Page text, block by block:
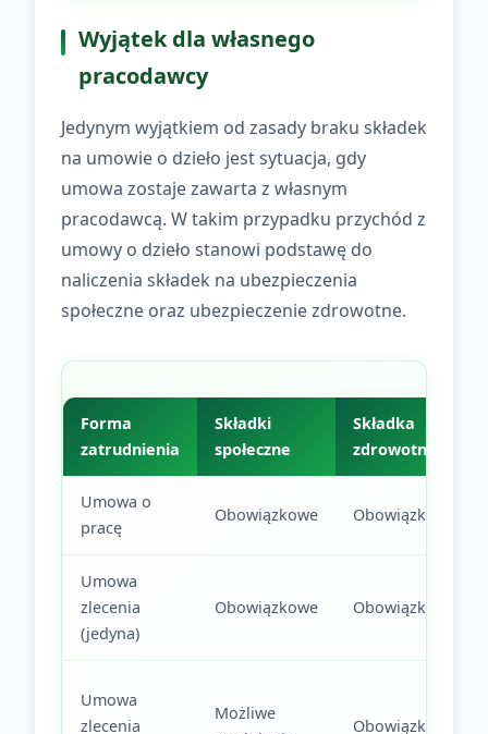
Wyjątek dla własnego
pracodawcy
Jedynym wyjątkiem od zasady braku składek
na umowie o dzieło jest sytuacja, gdy
umowa zostaje zawarta z własnym
pracodawcą. W takim przypadku przychód z
umowy o dzieło stanowi podstawę do
naliczenia składek na ubezpieczenia
społeczne oraz ubezpieczenie zdrowotne.
Forma
zatrudnienia
Składki
społeczne
Składka
zdrowotna
Umowa o
pracę
Obowiązkowe Obowiązkowa
Umowa
zlecenia
(jedyna)
Obowiązkowe Obowiązkowa
Umowa
zlecenia
Możliwe
Obowiązkowa